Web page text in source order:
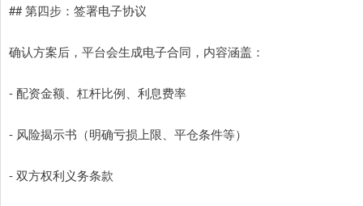
## 第四步：签署电子协议
确认方案后，平台会生成电子合同，内容涵盖：
- 配资金额、杠杆比例、利息费率
- 风险揭示书（明确亏损上限、平仓条件等）
- 双方权利义务条款